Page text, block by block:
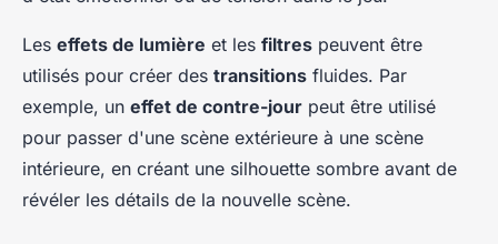
Les effets de lumière et les filtres peuvent être
utilisés pour créer des transitions fluides. Par
exemple, un effet de contre-jour peut être utilisé
pour passer d'une scène extérieure à une scène
intérieure, en créant une silhouette sombre avant de
révéler les détails de la nouvelle scène.